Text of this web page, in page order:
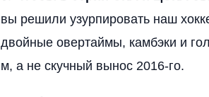
вы решили узурпировать наш
двойные овертаймы, камбэки и
м, а не скучный вынос 2016-го.